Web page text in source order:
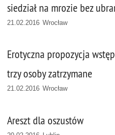
siedział na mrozie bez
21.02.2016 Wrocław
Erotyczna propozycja
trzy osoby zatrzymane
21.02.2016 Wrocław
Areszt dla oszustów